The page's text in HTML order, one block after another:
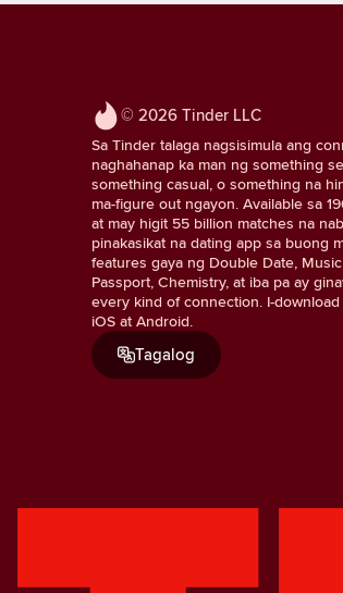
© 2026 Tinder LLC
Sa Tinder talaga nagsisimula ang
naghahanap ka man ng something
something casual, o something na
ma-figure out ngayon. Available sa
at may higit 55 billion matches na
pinakasikat na dating app sa buong
features gaya ng Double Date,
Passport, Chemistry, at iba pa ay
every kind of connection. I-
iOS at Android.
Tagalog